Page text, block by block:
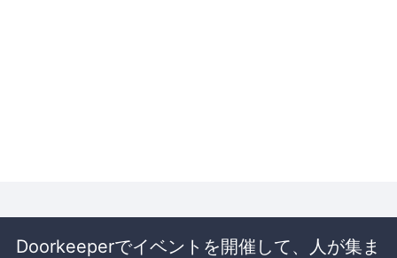
Doorkeeperでイベントを開催して、人が集ま